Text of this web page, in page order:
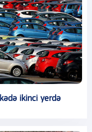
ikinci yerdə